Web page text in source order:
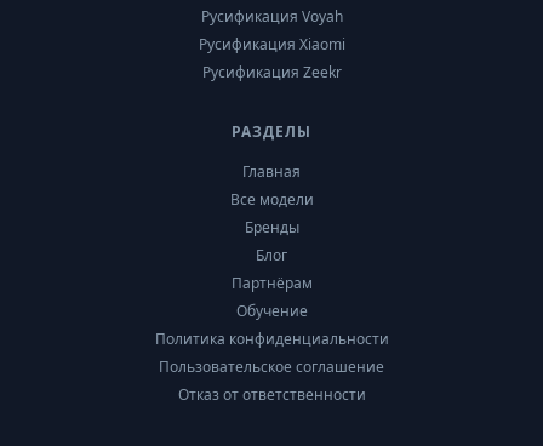
Русификация Voyah
Русификация Xiaomi
Русификация Zeekr
РАЗДЕЛЫ
Главная
Все модели
Бренды
Блог
Партнёрам
Обучение
Политика конфиденциальности
Пользовательское соглашение
Отказ от ответственности